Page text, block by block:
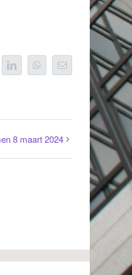
LinkedInWhatsApp
E-
mail
8 maart 2024